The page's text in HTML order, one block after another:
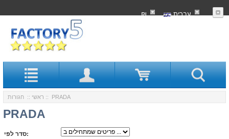
עִברִית ₪
ראשי :: חגורות :: PRADA
PRADA
סדר לפי: